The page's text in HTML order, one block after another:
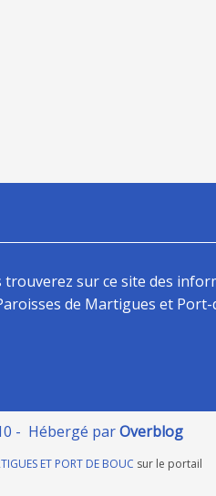
trouverez sur ce site des
de Martigues et
- Hébergé parOverblog
ET PORT DE BOUC sur le portail